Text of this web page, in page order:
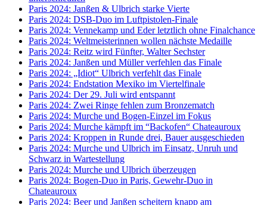
Paris 2024: Janßen & Ulbrich starke Vierte
Paris 2024: DSB-Duo im Luftpistolen-Finale
Paris 2024: Vennekamp und Eder letztlich ohne Finalchance
Paris 2024: Weltmeisterinnen wollen nächste Medaille
Paris 2024: Reitz wird Fünfter, Walter Sechster
Paris 2024: Janßen und Müller verfehlen das Finale
Paris 2024: „Idiot“ Ulbrich verfehlt das Finale
Paris 2024: Endstation Mexiko im Viertelfinale
Paris 2024: Der 29. Juli wird entspannt
Paris 2024: Zwei Ringe fehlen zum Bronzematch
Paris 2024: Murche und Bogen-Einzel im Fokus
Paris 2024: Murche kämpft im “Backofen“ Chateauroux
Paris 2024: Kroppen in Runde drei, Bauer ausgeschieden
Paris 2024: Murche und Ulbrich im Einsatz, Unruh und
Schwarz in Wartestellung
Paris 2024: Murche und Ulbrich überzeugen
Paris 2024: Bogen-Duo in Paris, Gewehr-Duo in
Chateauroux
Paris 2024: Beer und Janßen scheitern knapp am